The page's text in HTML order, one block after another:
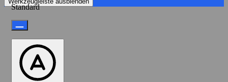
Standard